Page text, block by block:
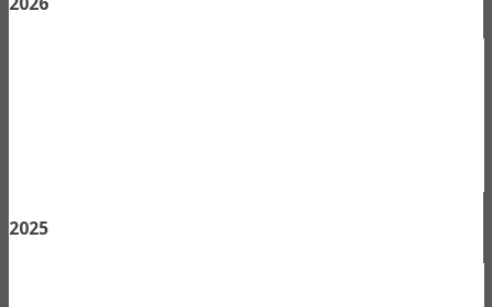
2025